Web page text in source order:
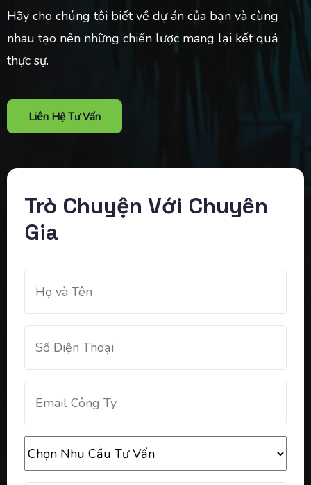
Hãy cho chúng tôi biết về dự án của bạn và cùng
nhau tạo nên những chiến lược mang lại kết quả
thực sự.
Liên Hệ Tư Vấn
Trò Chuyện Với Chuyên
Gia